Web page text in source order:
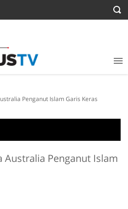
Penganut Islam Garis Keras
Australia Penganut Islam